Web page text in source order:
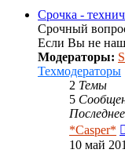
Срочка -
Срочный
Если Вы не
Модераторы:
Техмодераторы
2 Темы
5
*Casper*
10 май